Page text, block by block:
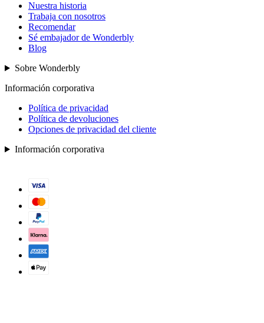
Nuestra historia
Trabaja con nosotros
Recomendar
Sé embajador de Wonderbly
Blog
Sobre Wonderbly
Información corporativa
Política de privacidad
Política de devoluciones
Opciones de privacidad del cliente
Información corporativa